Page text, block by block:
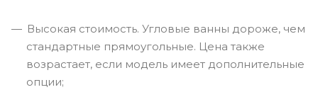
Высокая стоимость. Угловые ванны дороже, чем
стандартные прямоугольные. Цена также
возрастает, если модель имеет дополнительные
опции;